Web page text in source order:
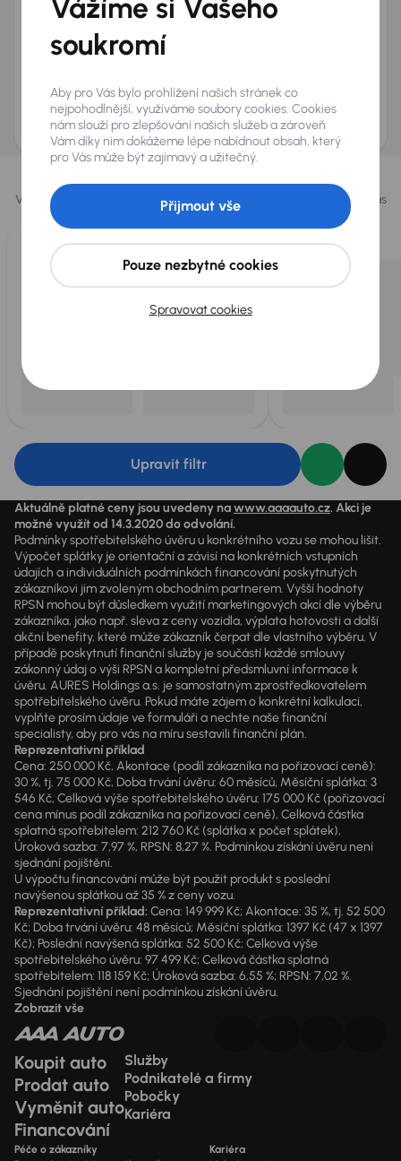
E-mail*
Přeji si dostávat informace o atraktivních slevových
nabídkách
AURES Holdings a.s., se sídlem Dopraváků 874/15, Čimice, 184 00 Praha 8 bude
uchovávat a zpracovávat vaše osobní údaje v souladu se zásadami ochrany a
zpracováníosobních údajů.
Vybrali jsme pro vás
Vybíráme pro vás ty nejlepší vozy
z naší nabídky. Každý den pro vás
vykoupíme až 400 vozů
Upravit filtr
Aktuálně platné ceny jsou uvedeny nawww.aaaauto.cz. Akci je
možné využít od 14.3.2020 do odvolání.
Podmínky spotřebitelského úvěru u konkrétního vozu se mohou lišit.
Výpočet splátky je orientační a závisí na konkrétních vstupních
údajích a individuálních podmínkách financování poskytnutých
zákazníkovi jim zvoleným obchodním partnerem. Vyšší hodnoty
RPSN mohou být důsledkem využití marketingových akcí dle výběru
zákazníka, jako např. sleva z ceny vozidla, výplata hotovosti a další
akční benefity, které může zákazník čerpat dle vlastního výběru. V
případě poskytnutí finanční služby je součástí každé smlouvy
zákonný údaj o výši RPSN a kompletní předsmluvní informace k
úvěru. AURES Holdings a.s. je samostatným zprostředkovatelem
spotřebitelského úvěru. Pokud máte zájem o konkrétní kalkulaci,
vyplňte prosím údaje ve formuláři a nechte naše finanční
specialisty, aby pro vás na míru sestavili finanční plán.
Reprezentativní příklad
Cena: 250 000 Kč, Akontace (podíl zákazníka na pořizovací ceně):
30 %, tj. 75 000 Kč, Doba trvání úvěru: 60 měsíců, Měsíční splátka: 3
546 Kč, Celková výše spotřebitelského úvěru: 175 000 Kč (pořizovací
cena mínus podíl zákazníka na pořizovací ceně), Celková částka
splatná spotřebitelem: 212 760 Kč (splátka x počet splátek),
Úroková sazba: 7,97 %, RPSN: 8,27 %. Podmínkou získání úvěru není
sjednání pojištění.
U výpočtu financování může být použit produkt s poslední
navýšenou splátkou až 35 % z ceny vozu.
Reprezentativní příklad:Cena: 149 999 Kč; Akontace: 35 %, tj. 52 500
Kč; Doba trvání úvěru: 48 měsíců; Měsíční splátka: 1397 Kč (47 x 1397
Kč); Poslední navýšená splátka: 52 500 Kč; Celková výše
spotřebitelského úvěru: 97 499 Kč; Celková částka splatná
spotřebitelem: 118 159 Kč; Úroková sazba: 6,55 %; RPSN: 7,02 %.
Sjednání pojištění není podmínkou získání úvěru.
Zobrazit vše
Koupit auto
Prodat auto
Vyměnit auto
Financování
Služby
Podnikatelé a firmy
Pobočky
Kariéra
Péče o zákazníky Kariéra
Vážíme si Vašeho
soukromí
Aby pro Vás bylo prohlížení našich stránek co
nejpohodlnější, využíváme soubory cookies. Cookies
nám slouží pro zlepšování našich služeb a zároveň
Vám díky nim dokážeme lépe nabídnout obsah, který
pro Vás může být zajímavý a užitečný.
Spravovat cookies
Pouze nezbytné cookies
Přijmout vše